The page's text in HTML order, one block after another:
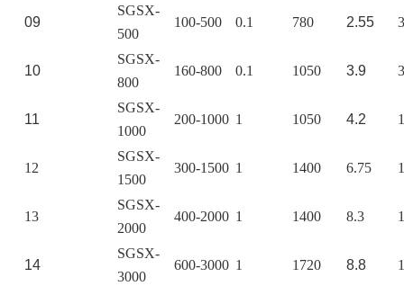
09
SGSX-
500
100-500 0.1 780 2.55
10
SGSX-
800
160-800 0.1 1050 3.9
11
SGSX-
1000
200-1000 1 1050 4.2
12
SGSX-
1500
300-1500 1 1400 6.75
13
SGSX-
2000
400-2000 1 1400 8.3
14
SGSX-
3000
600-3000 1 1720 8.8